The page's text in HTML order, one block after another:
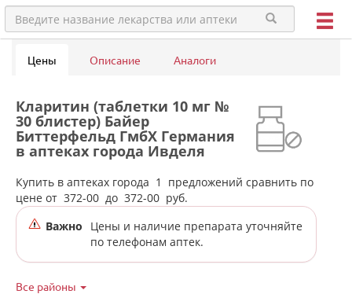
Цены Описание Аналоги
Кларитин (таблетки 10 мг №
30 блистер) Байер
Биттерфельд ГмбХ Германия
в аптеках города Ивделя
Купить в аптеках города 1
предложений сравнить по
цене от 372-00 до 372-00 руб.
Важно
Цены и наличие препарата уточняйте
по телефонам аптек.
Все районы